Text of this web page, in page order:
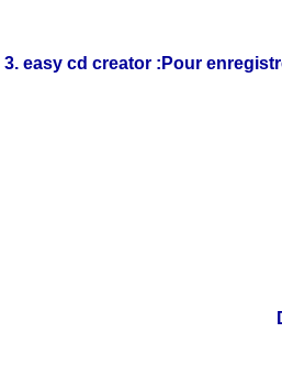
3. easy cd creator :Pour